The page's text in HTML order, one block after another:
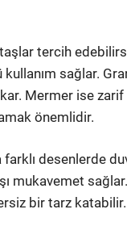
tercih
sağlar.
Mermer ise
önemlidir.
desenlerde
mukavemet
bir tarz katabilir.